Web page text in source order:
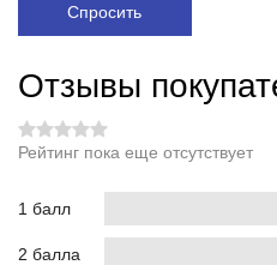
Спросить
Отзывы
Рейтинг пока еще отсутствует
1 балл
2 балла